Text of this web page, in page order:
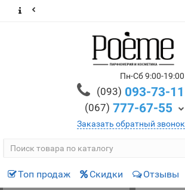
Пн-Сб 9:00-19:00
(093) 093-73-11
(067) 777-67-55
Заказать обратный звонок
Топ продаж Скидки Отзывы